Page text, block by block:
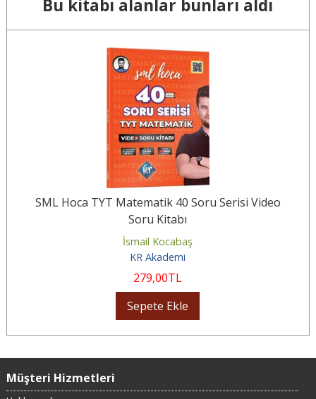
Bu kitabı alanlar bunları aldı
SML Hoca TYT Matematik 40 Soru Serisi Video
Soru Kitabı
İsmail Kocabaş
KR Akademi
279,00TL
Sepete Ekle
Müşteri Hizmetleri